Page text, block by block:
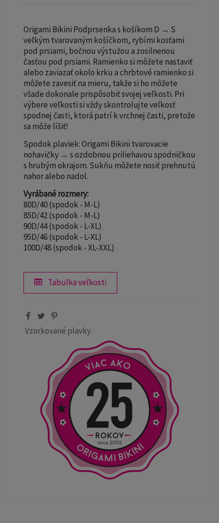
Origami Bikini Podprsenka s košíkom D → S
veľkým tvarovaným košíčkom, rybími kosťami
pod prsiami, bočnou výstužou a zosilnenou
časťou pod prsiami. Ramienko si môžete nastaviť
alebo zaviazať okolo krku a chrbtové ramienko si
môžete zavesiť na mieru, takže si ho môžete
všade dokonale prispôsobiť svojej veľkosti. Pri
výbere veľkosti si vždy skontrolujte veľkosť
spodnej časti, ktorá patrí k vrchnej časti, pretože
sa môže líšiť!
Spodok plaviek: Origami Bikini tvarovacie
nohavičky → s ozdobnou priliehavou spodničkou
s hrubým okrajom. Sukňu môžete nosiť prehnutú
nahor alebo nadol.
Vyrábané rozmery:
80D/40 (spodok - M-L)
85D/42 (spodok - M-L)
90D/44 (spodok - L-XL)
95D/46 (spodok - L-XL)
100D/48 (spodok - XL-XXL)
Tabuľka veľkosti
Vzorkované plavky